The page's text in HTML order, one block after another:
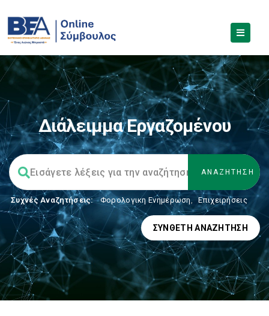
Διάλειμμα Εργαζομένου
Συχνές Αναζητήσεις: Φορολογικη Ενημέρωση, Επιχειρήσεις
ΣΎΝΘΕΤΗ ΑΝΑΖΉΤΗΣΗ